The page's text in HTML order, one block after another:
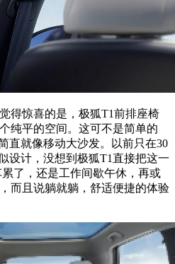
得惊喜的是，极狐T1前排座椅
纯平的空间。这可不是简单的
直就像移动大沙发。以前只在30
设计，没想到极狐T1直接把这一
了，还是工作间歇午休，再或
而且说躺就躺，舒适便捷的体验